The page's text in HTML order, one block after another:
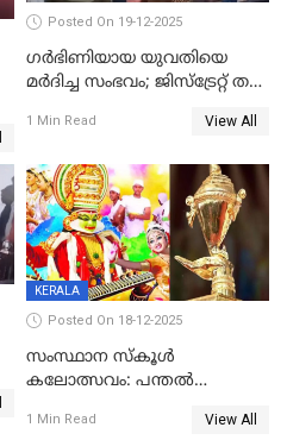
Posted On 19-12-2025
ഗര്‍ഭിണിയായ യുവതിയെ
മര്‍ദിച്ച സംഭവം; ജിസ്‌ട്രേറ്റ് തല
യുവതി
1 Min Read View All
KERALA
Posted On 18-12-2025
സംസ്ഥാന സ്കൂൾ
കലോത്സവം: പന്തൽ
1 Min Read View All